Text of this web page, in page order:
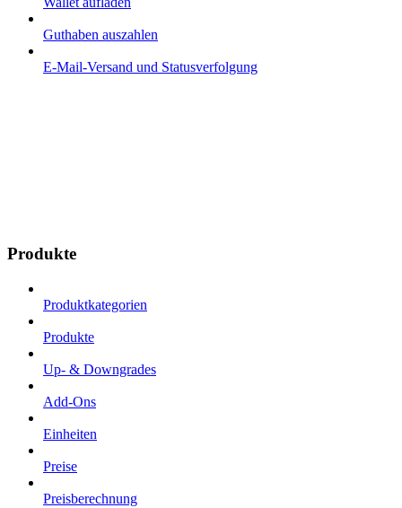
Guthaben auszahlen
E-Mail-Versand und Statusverfolgung
Produkte
Produktkategorien
Produkte
Up- & Downgrades
Add-Ons
Einheiten
Preise
Preisberechnung